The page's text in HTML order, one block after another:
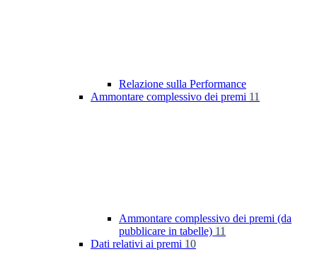
Relazione sulla Performance
Ammontare complessivo dei premi 11
Ammontare complessivo dei premi (da
pubblicare in tabelle) 11
Dati relativi ai premi 10